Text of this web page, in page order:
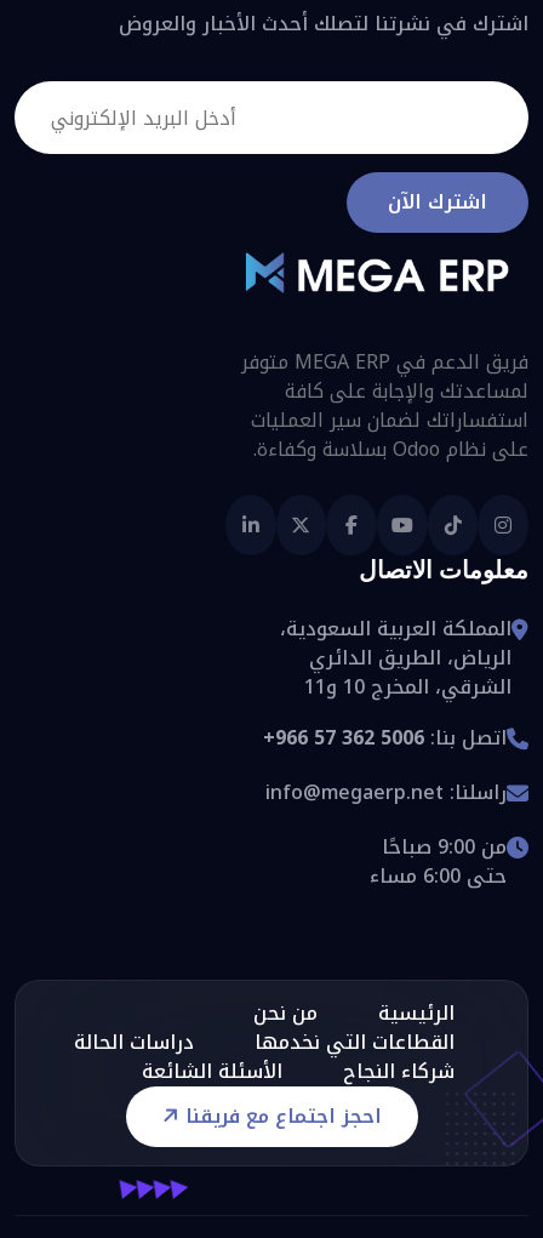
اشترك في نشرتنا لتصلك أحدث الأخبار والعروض
اشترك الآن
فريق الدعم في MEGA ERP متوفر
لمساعدتك والإجابة على كافة
استفساراتك لضمان سير العمليات
على نظام Odoo بسلاسة وكفاءة.
معلومات الاتصال
المملكة العربية السعودية،
الرياض، الطريق الدائري
الشرقي، المخرج 10 و11
اتصل بنا:+966 57 362 5006
راسلنا: info@megaerp.net
من 9:00 صباحًا
حتى 6:00 مساء
الرئيسية من نحن
القطاعات التي نخدمها دراسات الحالة
شركاء النجاح
الأسئلة الشائعة
احجز اجتماع مع فريقنا